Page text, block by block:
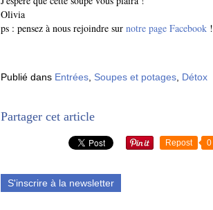
Olivia
ps : pensez à nous rejoindre sur notre page Facebook !
Publié dans Entrées Soupes et potages Détox
Partager cet article
Repost 0
S'inscrire à la newsletter